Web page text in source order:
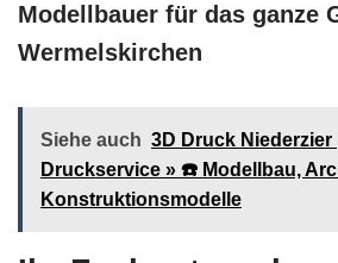
Modellbauer für das ganze
Wermelskirchen
Siehe auch 3D Druck
Druckservice » ☎️ Modellbau,
Konstruktionsmodelle